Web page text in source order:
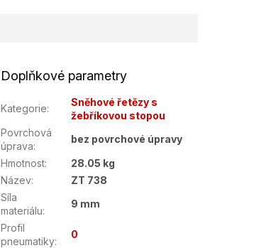
Doplňkové parametry
Kategorie:
Sněhové řetězy s
žebříkovou stopou
Povrchová
úprava:
bez povrchové úpravy
Hmotnost:
28.05 kg
Název:
ZT 738
Síla
materiálu:
9 mm
Profil
pneumatiky:
0